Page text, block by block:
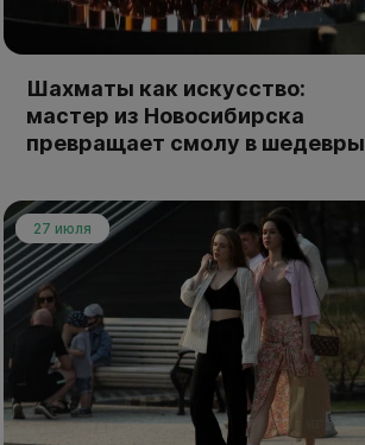
Шахматы как искусство:
мастер из Новосибирска
превращает смолу в шедевры
27 июля